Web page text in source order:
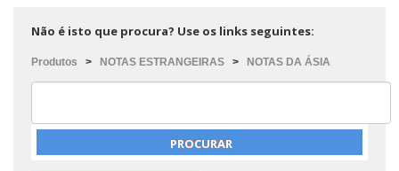
Não é isto que procura? Use os links seguintes:
Produtos > NOTAS ESTRANGEIRAS > NOTAS DA ÁSIA